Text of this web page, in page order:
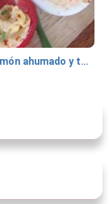
Huevo de salmón ahumado y tomates rellenos.